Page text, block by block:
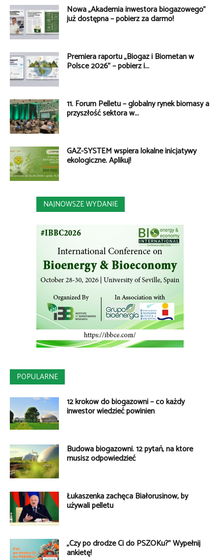
Nowa „Akademia inwestora biogazowego”
już dostępna – pobierz za darmo!
Premiera raportu „Biogaz i Biometan w
Polsce 2026” – pobierz i...
11. Forum Pelletu – globalny rynek biomasy a
przyszłość sektora w...
GAZ-SYSTEM wspiera lokalne inicjatywy
ekologiczne. Aplikuj!
NAJNOWSZE WYDANIE
POPULARNE
12 kroków do biogazowni – co każdy
inwestor wiedzieć powinien
Budowa biogazowni. 12 pytań, na które
musisz odpowiedzieć
Łukaszenka zachęca Białorusinów, by
używali pelletu
„Czy po drodze Ci do PSZOKu?” Wypełnij
ankietę!